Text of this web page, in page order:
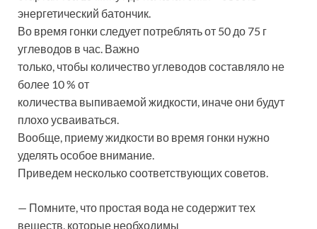
энергетический батончик.
Во время гонки следует потреблять от 50 до 75 г
углеводов в час. Важно
только, чтобы количество углеводов составляло не
более 10 % от
количества выпиваемой жидкости, иначе они будут
плохо усваиваться.
Вообще, приему жидкости во время гонки нужно
уделять особое внимание.
Приведем несколько соответствующих советов.
— Помните, что простая вода не содержит тех
веществ, которые необходимы